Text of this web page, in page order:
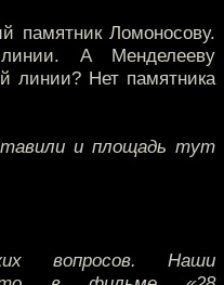
памятник Ломоносову.
А Менделееву
линии? Нет памятника
и площадь тут
вопросов. Наши